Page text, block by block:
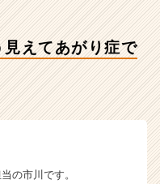
見えてあがり症で
の市川です。